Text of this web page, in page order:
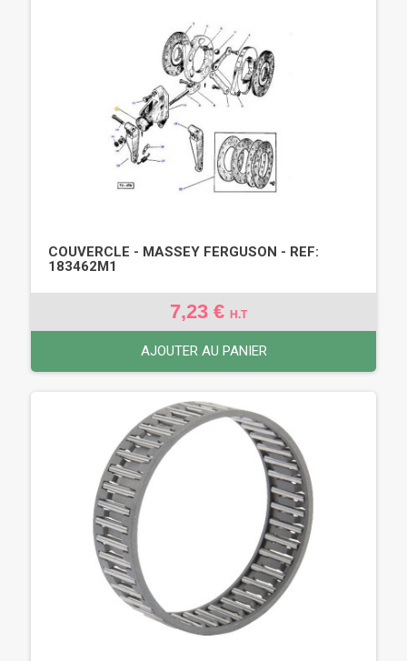
COUVERCLE - MASSEY FERGUSON - REF:
183462M1
7,23 € H.T
AJOUTER AU PANIER